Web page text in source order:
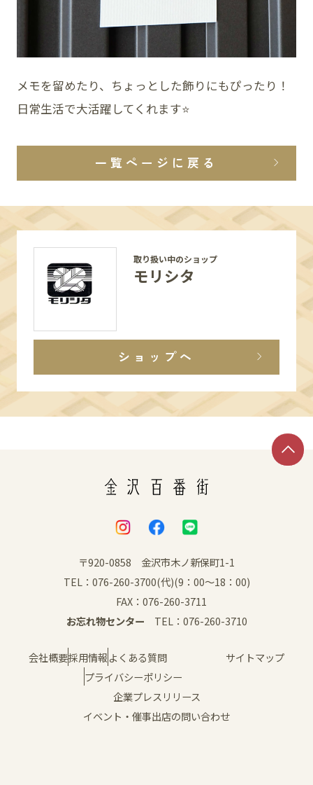
メモを留めたり、ちょっとした飾りにもぴったり！
日常生活で大活躍してくれます⭐️
一覧ページに戻る
取り扱い中のショップ
モリシタ
ショップへ
〒920-0858 金沢市木ノ新保町1-1
TEL：076-260-3700(代)(9：00～18：00)
FAX：076-260-3711
お忘れ物センター TEL：076-260-3710
会社概要採用情報よくある質問
サイトマップ
プライバシーポリシー
企業プレスリリース
イベント・催事出店の問い合わせ